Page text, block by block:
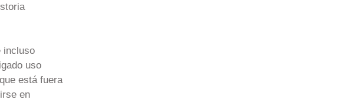
incluso
uso
está fuera
en